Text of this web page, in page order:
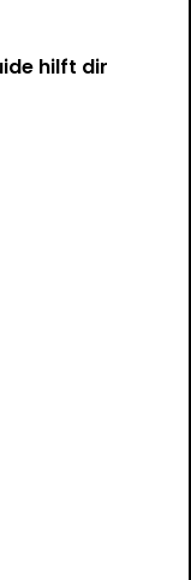
hilft dir